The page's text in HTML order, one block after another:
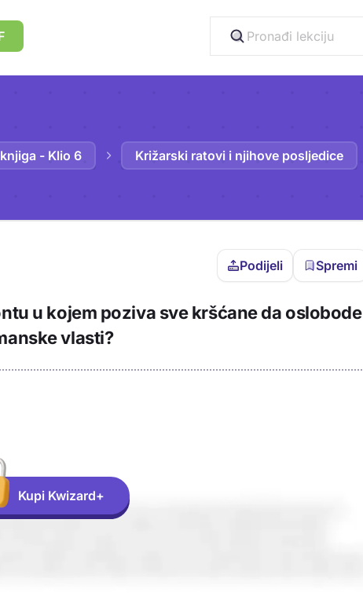
- Klio 6 Križarski ratovi i njihove posljedice
Podijeli Spremi
Trebaš biti prijavljen da bi pohranio
sadržaj u bilježnicu!
u kojem poziva sve kršćane da oslobode
vlasti?
Kupi Kwizard+